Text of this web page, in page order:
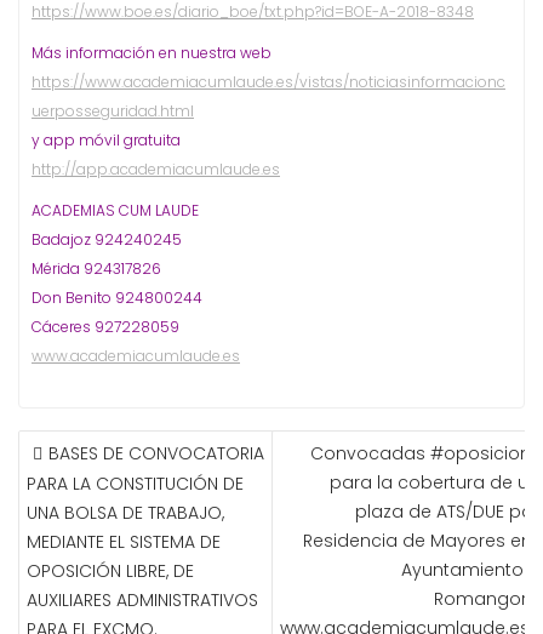
https://www.boe.es/diario_boe/txt.php?id=BOE-A-2018-8348
Más información en nuestra web
https://www.academiacumlaude.es/vistas/noticiasinformacionc
uerposseguridad.html
y app móvil gratuita
http://app.academiacumlaude.es
ACADEMIAS CUM LAUDE
Badajoz 924240245
Mérida 924317826
Don Benito 924800244
Cáceres 927228059
www.academiacumlaude.es
NAVEGACIÓN
DE
ENTRADAS
BASES DE CONVOCATORIA
PARA LA CONSTITUCIÓN DE
UNA BOLSA DE TRABAJO,
MEDIANTE EL SISTEMA DE
OPOSICIÓN LIBRE, DE
AUXILIARES ADMINISTRATIVOS
PARA EL EXCMO.
Convocadas
para la cobertura de
plaza de ATS/DUE
Residencia de Mayores en
Ayuntamiento
www.academiacumlaude.es